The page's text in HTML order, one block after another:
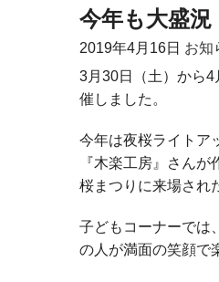
今年も大盛
2019年4月16日 お知
3月30日（土）から
催しました。
今年は夜桜ライトア
『木楽工房』さんが
桜まつりに来場され
子どもコーナーでは
の人が満面の笑顔で